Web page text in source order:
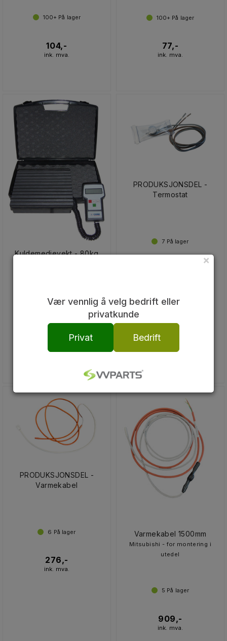
100+ På lager
104,-
ink. mva.
100+ På lager
77,-
ink. mva.
Kuldemedievekt - 80kg
2 499,-
PRODUKSJONSDEL -
Termostat
7 På lager
PRODUKSJONSDEL -
Varmekabel
6 På lager
276,-
ink. mva.
Varmekabel 1500mm
Mitsubishi - for montering i
utedel
5 På lager
909,-
ink. mva.
×
Vær vennlig å velg bedrift eller
privatkunde
Privat Bedrift